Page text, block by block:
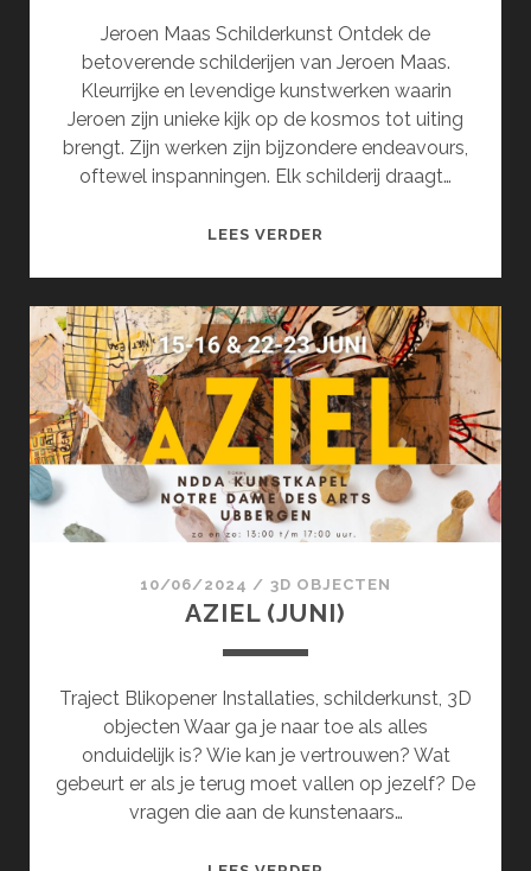
Jeroen Maas Schilderkunst Ontdek de
betoverende schilderijen van Jeroen Maas.
Kleurrijke en levendige kunstwerken waarin
Jeroen zijn unieke kijk op de kosmos tot uiting
brengt. Zijn werken zijn bijzondere endeavours,
oftewel inspanningen. Elk schilderij draagt…
LEES VERDER
10/06/2024 / 3D OBJECTEN
AZIEL (JUNI)
Traject Blikopener Installaties, schilderkunst, 3D
objecten Waar ga je naar toe als alles
onduidelijk is? Wie kan je vertrouwen? Wat
gebeurt er als je terug moet vallen op jezelf? De
vragen die aan de kunstenaars…